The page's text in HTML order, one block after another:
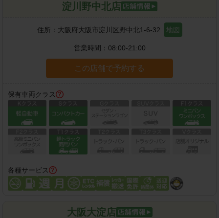
淀川野中北店
住所： 大阪府大阪市淀川区野中北1-6-32 地図
営業時間： 08:00-21:00
この店舗で予約する
保有車両クラス
各種サービス
大阪大淀店